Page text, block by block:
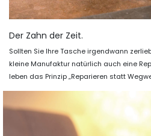
Der Zahn der Zeit.
Sollten Sie Ihre Tasche irgendwann
kleine Manufaktur natürlich auch eine
leben das Prinzip „Reparieren statt